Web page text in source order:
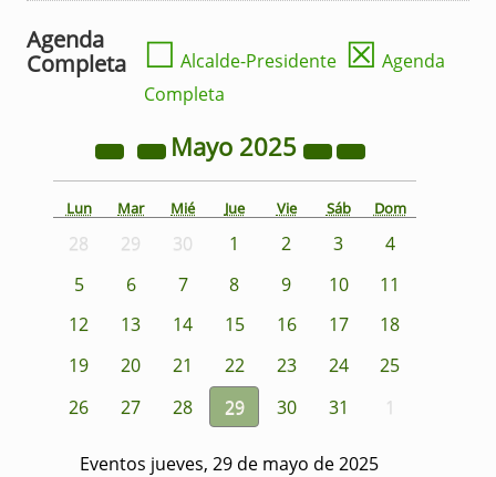
Agenda
Completa
☐ Alcalde-Presidente ☒ Agenda
Completa
Mayo 2025
Lun Mar Mié Jue Vie Sáb Dom
28 29 30 1 2 3
4
5
6 7 8 9 10
11
12
13 14 15 16 17
18
19
20 21 22 23 24
25
26
27 28 29 30 31 1
Eventos jueves, 29 de mayo de 2025